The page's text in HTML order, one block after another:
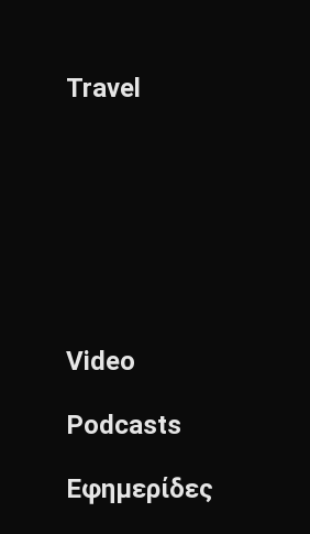
Travel
Video
Podcasts
Εφημερίδες